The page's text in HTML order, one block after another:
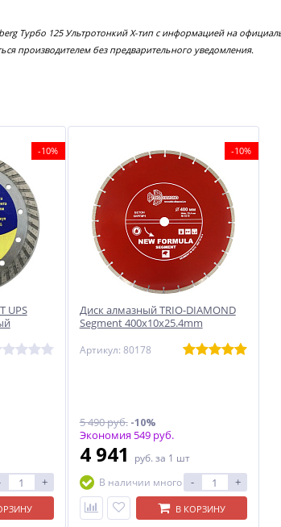
Турбо 125 Ультротонкий Х-тип с информацией на
производителем без предварительного уведомления.
-10%
UPS
+
-10%
Диск алмазный TRIO-DIAMOND
Segment 400х10х25.4mm
Артикул: 80178
5 490 руб.-10%
Экономия 549 руб.
4 941 руб. за 1 шт
В наличии много
- +
В КОРЗИНУ